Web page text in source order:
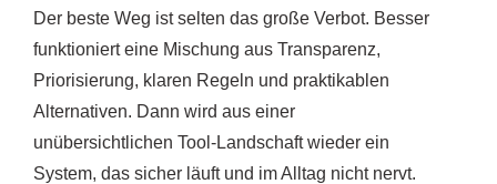
Der beste Weg ist selten das große Verbot. Besser
funktioniert eine Mischung aus Transparenz,
Priorisierung, klaren Regeln und praktikablen
Alternativen. Dann wird aus einer
unübersichtlichen Tool-Landschaft wieder ein
System, das sicher läuft und im Alltag nicht nervt.